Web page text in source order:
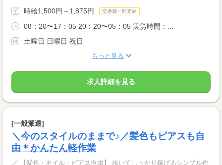
時給1,500円～1,875円 交通費一部支給
08：20〜17：05 20：20〜05：05 実労時間：...
土曜日 日曜日 祝日
もっと見る
求人詳細を見る
[一般派遣]
＼今のスタイルのままで♪／髪色もピアスも自
由＊かんたん軽作業
／ 【髪色・ネイル・ピアス自由】 歩いてしっかり稼げるシンプル作